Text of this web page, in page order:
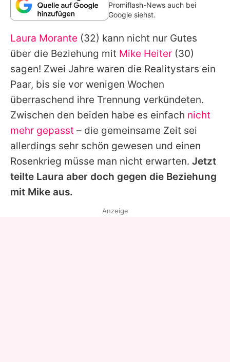
Redaktionelle Richtlinien
Impressum
Datenschutzerklärung
Nutzungsbedingungen
Utiq verwalten
Promiflash-News auch bei
Google siehst.
Laura Morante (32) kann nicht nur Gutes
über die Beziehung mit Mike Heiter (30)
sagen! Zwei Jahre waren die Realitystars ein
Paar, bis sie vor wenigen Wochen
überraschend ihre Trennung verkündeten.
Zwischen den beiden habe es einfach nicht
mehr gepasst – die gemeinsame Zeit sei
allerdings sehr schön gewesen und einen
Rosenkrieg müsse man nicht erwarten. Jetzt
teilte Laura aber doch gegen die Beziehung
mit Mike aus.
Anzeige